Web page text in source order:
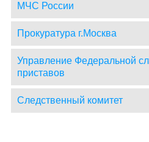
МЧС России
Прокуратура г.Москва
Управление Федеральной
приставов
Следственный комитет